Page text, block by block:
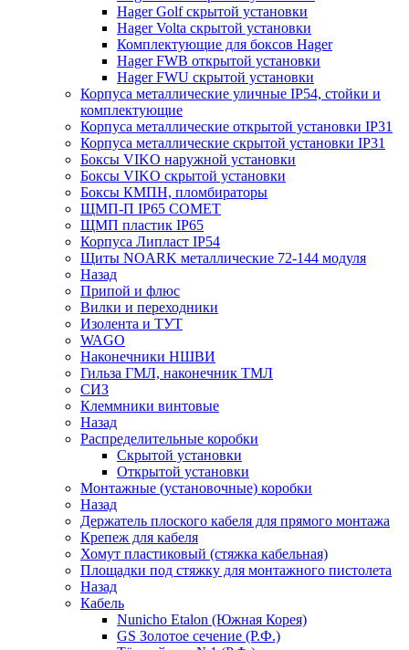
Hager Golf скрытой установки
Hager Volta скрытой установки
Комплектующие для боксов Hager
Hager FWB открытой установки
Hager FWU скрытой установки
Корпуса металлические уличные IP54, стойки и
комплектующие
Корпуса металлические открытой установки IP31
Корпуса металлические скрытой установки IP31
Боксы VIKO наружной установки
Боксы VIKO скрытой установки
Боксы КМПН, пломбираторы
ЩМП-П IP65 COMET
ЩМП пластик IP65
Корпуса Липласт IP54
Щиты NOARK металлические 72-144 модуля
Назад
Припой и флюс
Вилки и переходники
Изолента и ТУТ
WAGO
Наконечники НШВИ
Гильза ГМЛ, наконечник ТМЛ
СИЗ
Клеммники винтовые
Назад
Распределительные коробки
Скрытой установки
Открытой установки
Монтажные (установочные) коробки
Назад
Держатель плоского кабеля для прямого монтажа
Крепеж для кабеля
Хомут пластиковый (стяжка кабельная)
Площадки под стяжку для монтажного пистолета
Назад
Кабель
Nunicho Etalon (Южная Корея)
GS Золотое сечение (Р.Ф.)